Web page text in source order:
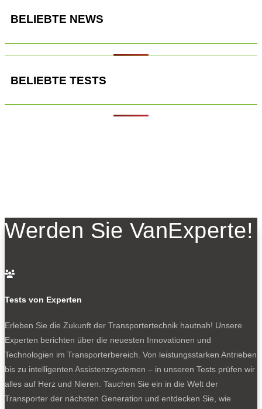
BELIEBTE NEWS
BELIEBTE TESTS
Werden Sie VanExperte!

Tests von Experten
Erleben Sie die Zukunft der Transportertechnik hautnah! Unsere
Experten berichten über die neuesten Innovationen und
Technologien im Transporterbereich. Von leistungsstarken Antrieben
bis zu intelligenten Assistenzsystemen – in unseren Tests prüfen wir
alles auf Herz und Nieren. Tauchen Sie ein in die Welt der
Transporter der nächsten Generation und entdecken Sie, wie